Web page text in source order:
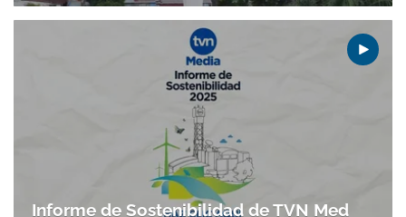
Informe de Sostenibilidad de TVN Med